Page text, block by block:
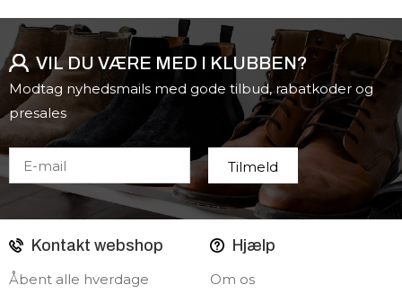
VIL DU VÆRE MED I KLUBBEN?
Modtag nyhedsmails med gode tilbud, rabatkoder og
presales
Kontakt webshop
Åbent alle hverdage
Hjælp
Om os